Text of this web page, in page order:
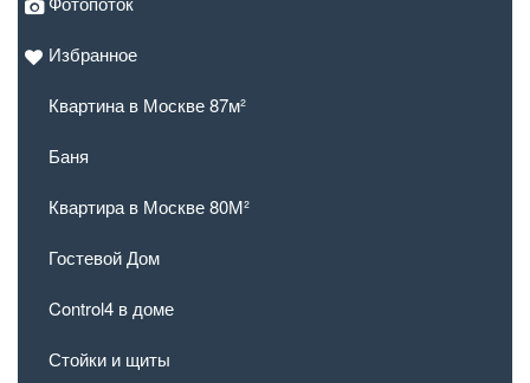
Избранное
Квартина в Москве 87м²
Баня
Квартира в Москве 80М²
Гостевой Дом
Control4 в доме
Стойки и щиты